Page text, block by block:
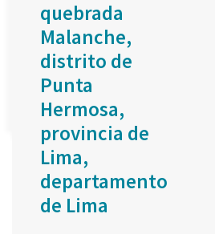
quebrada
Malanche,
distrito de
Punta
Hermosa,
provincia de
Lima,
departamento
de Lima